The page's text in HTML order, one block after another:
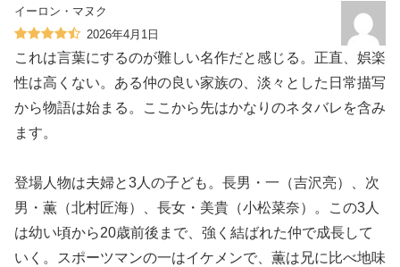
イーロン・マヌク
2026年4月1日
これは言葉にするのが難しい名作だと感じる。正直、娯楽
性は高くない。ある仲の良い家族の、淡々とした日常描写
から物語は始まる。ここから先はかなりのネタバレを含み
ます。
登場人物は夫婦と3人の子ども。長男・一（吉沢亮）、次
男・薫（北村匠海）、長女・美貴（小松菜奈）。この3人
は幼い頃から20歳前後まで、強く結ばれた仲で成長して
いく。スポーツマンの一はイケメンで、薫は兄に比べ地味